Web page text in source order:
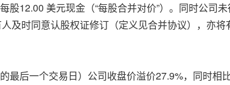
12.00 美元现金（“每股合并对价”）。同时公司
及时同意认股权证修订（定义见合并协议），亦
最后一个交易日）公司收盘价溢价27.9%，同时